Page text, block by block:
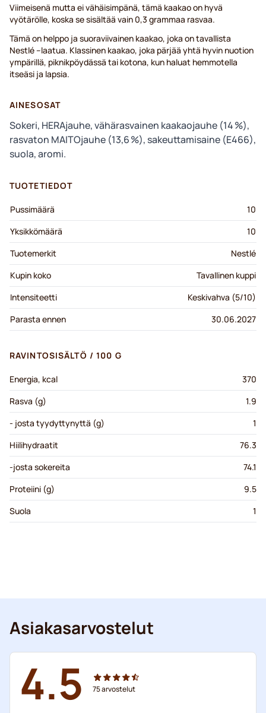
Viimeisenä mutta ei vähäisimpänä, tämä kaakao on hyvä
vyötärölle, koska se sisältää vain 0,3 grammaa rasvaa.
Tämä on helppo ja suoraviivainen kaakao, joka on tavallista
Nestlé --laatua. Klassinen kaakao, joka pärjää yhtä hyvin nuotion
ympärillä, piknikpöydässä tai kotona, kun haluat hemmotella
itseäsi ja lapsia.
AINESOSAT
Sokeri, HERAjauhe, vähärasvainen kaakaojauhe (14 %),
rasvaton MAITOjauhe (13,6 %), sakeuttamisaine (E466),
suola, aromi.
TUOTETIEDOT
Pussimäärä
10
Yksikkömäärä
10
Tuotemerkit
Nestlé
Kupin koko
Tavallinen kuppi
Intensiteetti
Keskivahva (5/10)
Parasta ennen
30.06.2027
RAVINTOSISÄLTÖ / 100 G
Energia, kcal
370
Rasva (g)
1.9
- josta tyydyttynyttä (g)
1
Hiilihydraatit
76.3
-josta sokereita
74.1
Proteiini (g)
9.5
Suola
1
Asiakasarvostelut
4.5 75arvostelut